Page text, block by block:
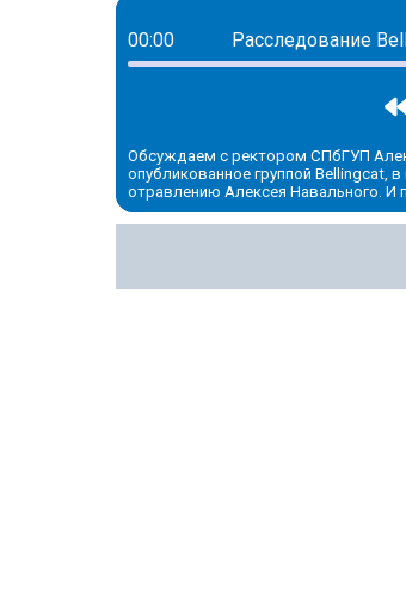
00:00 Расследование
Обсуждаем с ректором СПбГУП
опубликованное группой Bellingcat,
отравлению Алексея Навального. И